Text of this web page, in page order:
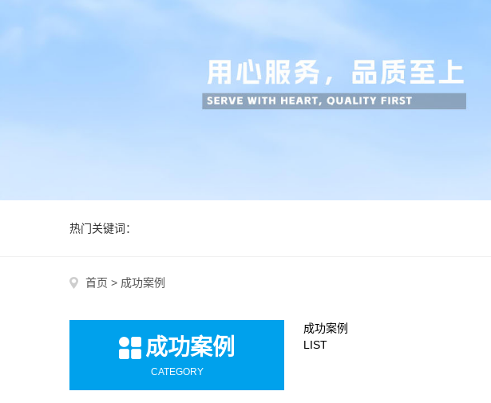
热门关键词：
首页 > 成功案例
成功案例
CATEGORY
成功案例
LIST